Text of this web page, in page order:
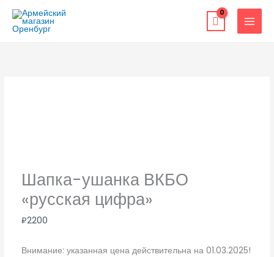
Перейти
содержимому
Шапка-ушанка ВКБО
«русская цифра»
₽2200
Внимание: указанная цена действительна на 01.03.2025!